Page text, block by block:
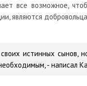
все возможное,
являются
истинных сынов,
- написал